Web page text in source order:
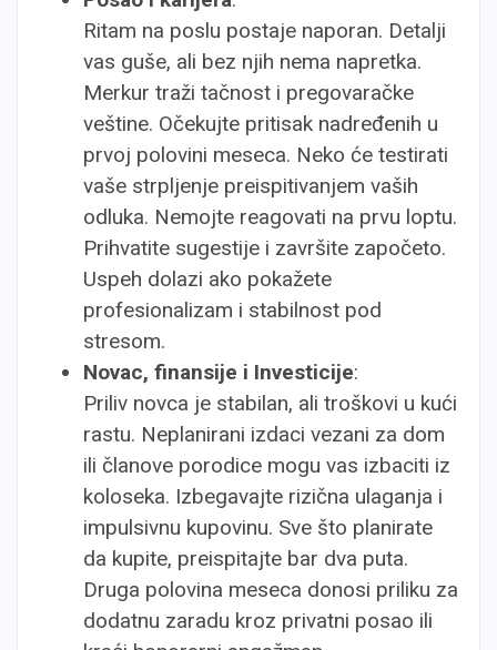
Ritam na poslu postaje naporan. Detalji
vas guše, ali bez njih nema napretka.
Merkur traži tačnost i pregovaračke
veštine. Očekujte pritisak nadređenih u
prvoj polovini meseca. Neko će testirati
vaše strpljenje preispitivanjem vaših
odluka. Nemojte reagovati na prvu loptu.
Prihvatite sugestije i završite započeto.
Uspeh dolazi ako pokažete
profesionalizam i stabilnost pod
stresom.
Novac, finansije i Investicije:
Priliv novca je stabilan, ali troškovi u kući
rastu. Neplanirani izdaci vezani za dom
ili članove porodice mogu vas izbaciti iz
koloseka. Izbegavajte rizična ulaganja i
impulsivnu kupovinu. Sve što planirate
da kupite, preispitajte bar dva puta.
Druga polovina meseca donosi priliku za
dodatnu zaradu kroz privatni posao ili